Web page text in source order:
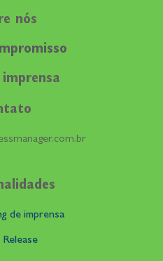
nós
imprensa
de imprensa
Release